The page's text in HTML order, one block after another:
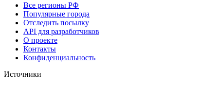
Все регионы РФ
Популярные города
Отследить посылку
API для разработчиков
О проекте
Контакты
Конфиденциальность
Источники